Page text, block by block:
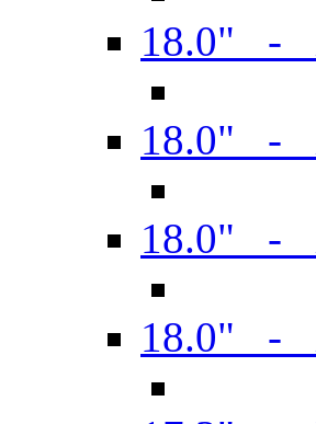
18.0" -
18.0" -
18.0" -
18.0" -